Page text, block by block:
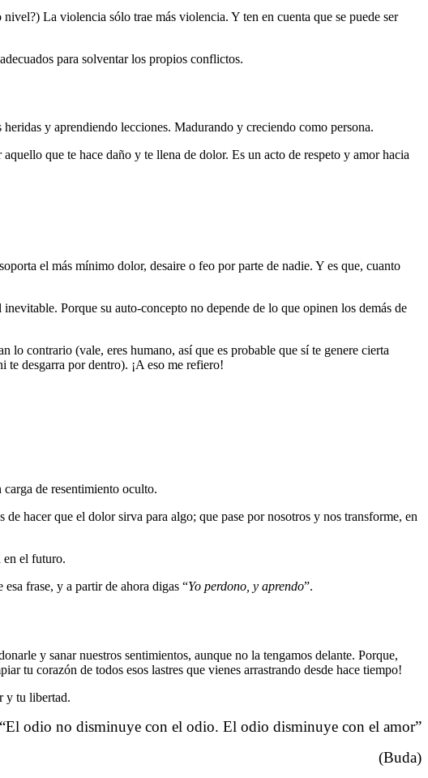
La violencia sólo trae más violencia. Y ten en cuenta que se puede ser
para solventar los propios conflictos.
y aprendiendo lecciones. Madurando y creciendo como persona.
que te hace daño y te llena de dolor. Es un acto de respeto y amor hacia
el más mínimo dolor, desaire o feo por parte de nadie. Y es que, cuanto
Porque su auto-concepto no depende de lo que opinen los demás de
lo contrario (vale, eres humano, así que es probable que sí te genere cierta
te desgarra por dentro). ¡A eso me refiero!
de resentimiento oculto.
hacer que el dolor sirva para algo; que pase por nosotros y nos transforme, en
en el futuro.
frase, y a partir de ahora digas “Yo perdono, y aprendo”.
y sanar nuestros sentimientos, aunque no la tengamos delante. Porque,
tu corazón de todos esos lastres que vienes arrastrando desde hace tiempo!
y tu libertad.
“El odio no disminuye con el odio. El odio disminuye con el amor”
(Buda)